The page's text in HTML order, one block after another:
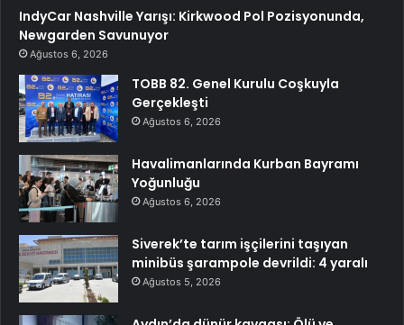
IndyCar Nashville Yarışı: Kirkwood Pol Pozisyonunda,
Newgarden Savunuyor
Ağustos 6, 2026
TOBB 82. Genel Kurulu Coşkuyla
Gerçekleşti
Ağustos 6, 2026
Havalimanlarında Kurban Bayramı
Yoğunluğu
Ağustos 6, 2026
Siverek’te tarım işçilerini taşıyan
minibüs şarampole devrildi: 4 yaralı
Ağustos 5, 2026